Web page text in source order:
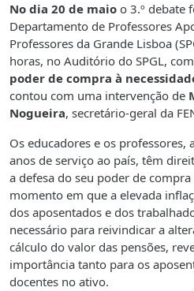
No dia 20 de maio o 3.º debate
Departamento de Professores
Professores da Grande Lisboa
horas, no Auditório do SPGL,
poder de compra à
contou com uma intervenção de
Nogueira, secretário-geral da
Os educadores e os professores,
anos de serviço ao país, têm
a defesa do seu poder de
momento em que a elevada
dos aposentados e dos
necessário para reivindicar a
cálculo do valor das pensões,
importância tanto para os
docentes no ativo.